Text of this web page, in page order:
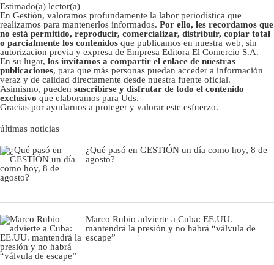
Estimado(a) lector(a)
En Gestión, valoramos profundamente la labor periodística que
realizamos para mantenerlos informados. Por ello, les recordamos que
no está permitido, reproducir, comercializar, distribuir, copiar total
o parcialmente los contenidos que publicamos en nuestra web, sin
autorizacion previa y expresa de Empresa Editora El Comercio S.A.
En su lugar, los invitamos a compartir el enlace de nuestras
publicaciones, para que más personas puedan acceder a información
veraz y de calidad directamente desde nuestra fuente oficial.
Asimismo, pueden suscribirse y disfrutar de todo el contenido
exclusivo que elaboramos para Uds.
Gracias por ayudarnos a proteger y valorar este esfuerzo.
últimas noticias
¿Qué pasó en GESTIÓN un día como hoy, 8 de
agosto?
Marco Rubio advierte a Cuba: EE.UU.
mantendrá la presión y no habrá “válvula de
escape”